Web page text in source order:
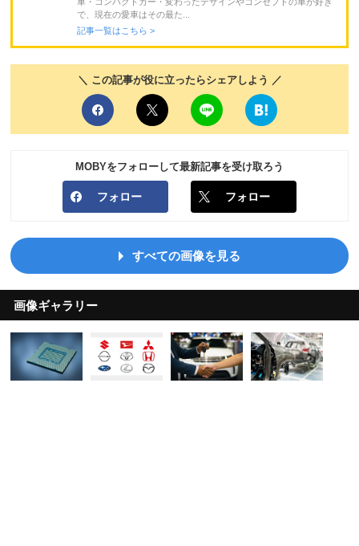
で、現在の愛車はその最た...
記事一覧はこちら >
＼ この記事が役に立ったらシェアしよう ／
MOBYをフォローして最新記事を受け取ろう
フォロー フォロー
すべての画像を見る
画像ギャラリー